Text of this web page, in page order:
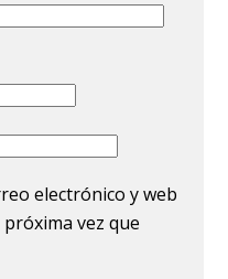
electrónico y web
vez que